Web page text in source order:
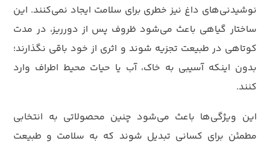
نوشیدنی‌های داغ نیز خطری برای سلامت ایجاد نمی‌کنند. این
ساختار گیاهی باعث می‌شود ظروف پس از دورریز، در مدت
کوتاهی در طبیعت تجزیه شوند و اثری از خود باقی نگذارند؛
بدون اینکه آسیبی به خاک، آب یا حیات محیط اطراف وارد
کنند.
این ویژگی‌ها باعث می‌شود چنین محصولاتی به انتخابی
مطمئن برای کسانی تبدیل شوند که به سلامت و طبیعت